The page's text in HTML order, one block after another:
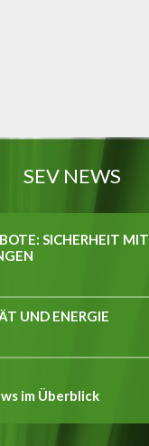
SEV NEWS
SICHERHEIT MIT
UND ENERGIE
im Überblick